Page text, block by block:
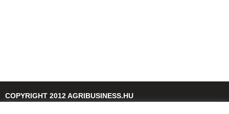
COPYRIGHT 2012 AGRIBUSINESS.HU